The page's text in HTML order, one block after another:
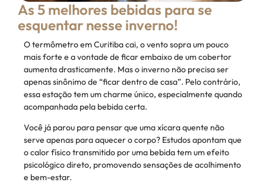
As 5 melhores bebidas para se
esquentar nesse inverno!
O termômetro em Curitiba cai, o vento sopra um pouco
mais forte e a vontade de ficar embaixo de um cobertor
aumenta drasticamente. Mas o inverno não precisa ser
apenas sinônimo de “ficar dentro de casa”. Pelo contrário,
essa estação tem um charme único, especialmente quando
acompanhada pela bebida certa.
Você já parou para pensar que uma xícara quente não
serve apenas para aquecer o corpo? Estudos apontam que
o calor físico transmitido por uma bebida tem um efeito
psicológico direto, promovendo sensações de acolhimento
e bem-estar.